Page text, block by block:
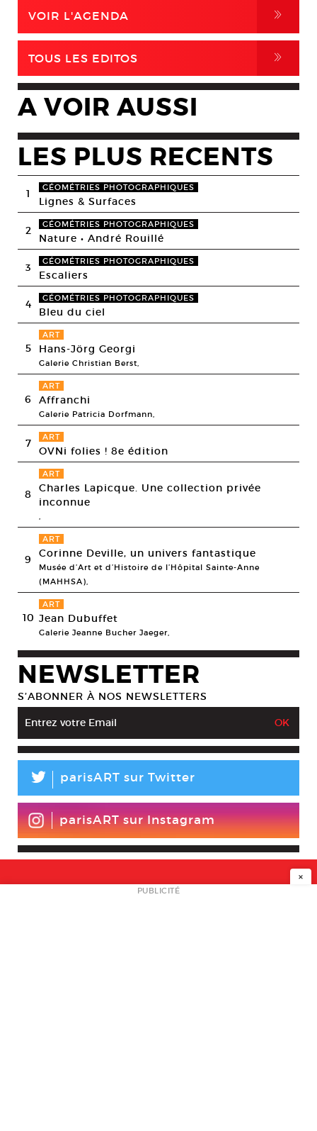
VOIR L'AGENDA ,
TOUS LES EDITOS ,
A VOIR AUSSI
LES PLUS RECENTS
1 GÉOMÉTRIES PHOTOGRAPHIQUES
Lignes & Surfaces
2 GÉOMÉTRIES PHOTOGRAPHIQUES
Nature • André Rouillé
3 GÉOMÉTRIES PHOTOGRAPHIQUES
Escaliers
4 GÉOMÉTRIES PHOTOGRAPHIQUES
Bleu du ciel
5
ART
Hans-Jörg Georgi
Galerie Christian Berst,
6
ART
Affranchi
Galerie Patricia Dorfmann,
7 ART
OVNi folies ! 8e édition
8
ART
Charles Lapicque. Une collection privée
inconnue
,
9
ART
Corinne Deville, un univers fantastique
Musée d’Art et d’Histoire de l’Hôpital Sainte-Anne
(MAHHSA),
10
ART
Jean Dubuffet
Galerie Jeanne Bucher Jaeger,
NEWSLETTER
S’ABONNER À NOS NEWSLETTERS
L parisART sur Twitter
parisART sur Instagram
NEWSLETTER
×
PUBLICITÉ